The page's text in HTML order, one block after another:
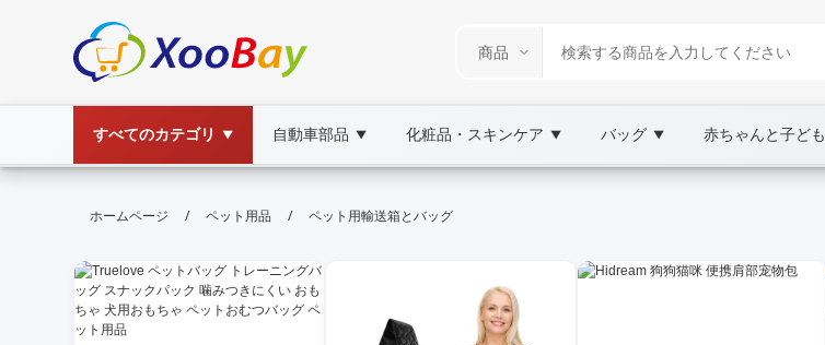
すべてのカテゴリ ▼ 自動車部品 ▼ 化粧品・スキンケア ▼ バッグ ▼ 赤ちゃんと子ども
ペット用輸送箱とバッグ | XOOBAY B2B/B2C Marketplace
ペットの移動を安全・快適にする箱とバッグ
ホームページ / ペット用品 / ペット用輸送箱とバッグ